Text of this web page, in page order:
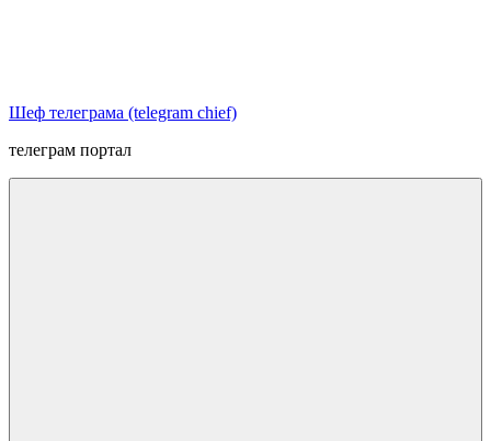
Шеф телеграма (telegram chief)
телеграм портал